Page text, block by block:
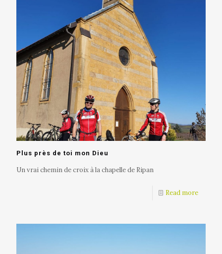
Plus près de toi mon Dieu
Un vrai chemin de croix à la chapelle de Ripan
Read more